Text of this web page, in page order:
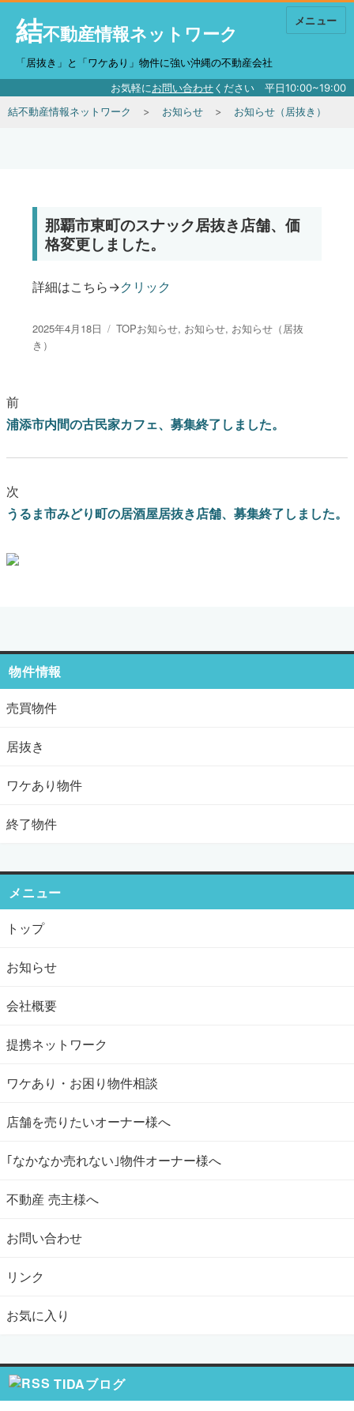
結不動産情報ネットワーク
「居抜き」と「ワケあり」物件に強い沖縄の不動産会社
お気軽にお問い合わせください 平日10:00~19:00
メニュー
結不動産情報ネットワーク お知らせ お知らせ（居抜き）
那覇市東町のスナック居抜き店舗、価
格変更しました。
詳細はこちら→クリック
投稿日:
2025年4月18日 カテゴリー
TOPお知らせ, お知らせ, お知らせ（居抜
き）
前
浦添市内間の古民家カフェ、募集終了しました。
次
うるま市みどり町の居酒屋居抜き店舗、募集終了しました。
物件情報
売買物件
居抜き
ワケあり物件
終了物件
メニュー
トップ
お知らせ
会社概要
提携ネットワーク
ワケあり・お困り物件相談
店舗を売りたいオーナー様へ
｢なかなか売れない｣物件オーナー様へ
不動産 売主様へ
お問い合わせ
リンク
お気に入り
TIDAブログ